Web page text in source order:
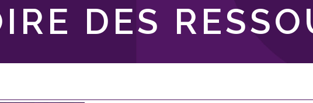
DES